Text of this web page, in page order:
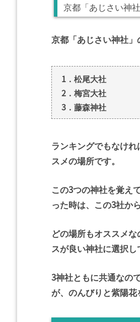
京都「あじさい神
京都「あじさい神社」
1．松尾大社
2．梅宮大社
3．藤森神社
ランキングでもなけ
スメの場所です。
この3つの神社を覚え
った時は、この3社か
どの場所もオススメ
スが良い神社に選択し
3神社ともに共通なの
が、のんびりと紫陽花